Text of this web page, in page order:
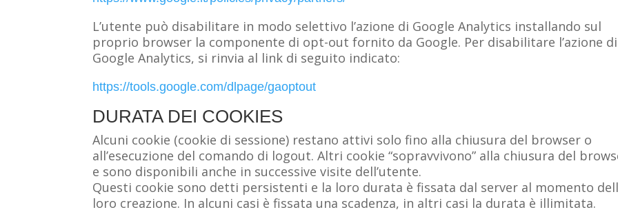
L’utente può disabilitare in modo selettivo l’azione di Google Analytics installando sul
proprio browser la componente di opt-out fornito da Google. Per disabilitare l’azione di
Google Analytics, si rinvia al link di seguito indicato:
https://tools.google.com/dlpage/gaoptout
DURATA DEI COOKIES
Alcuni cookie (cookie di sessione) restano attivi solo fino alla chiusura del browser o
all’esecuzione del comando di logout. Altri cookie “sopravvivono” alla chiusura del
e sono disponibili anche in successive visite dell’utente.
Questi cookie sono detti persistenti e la loro durata è fissata dal server al momento
loro creazione. In alcuni casi è fissata una scadenza, in altri casi la durata è illimitata.